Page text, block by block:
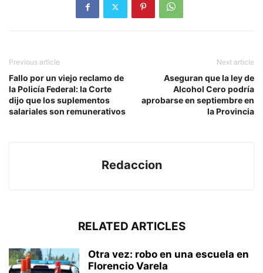
Previous article
Fallo por un viejo reclamo de
la Policía Federal: la Corte
dijo que los suplementos
salariales son remunerativos
Next article
Aseguran que la ley de
Alcohol Cero podría
aprobarse en septiembre en
la Provincia
Redaccion
RELATED ARTICLES
Otra vez: robo en una escuela en
Florencio Varela